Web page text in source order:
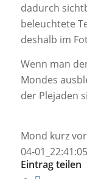
dadurch
beleuchtete
deshalb im
Wenn man
Mondes
der Plejaden
Mond kurz
04-
Eintrag teilen